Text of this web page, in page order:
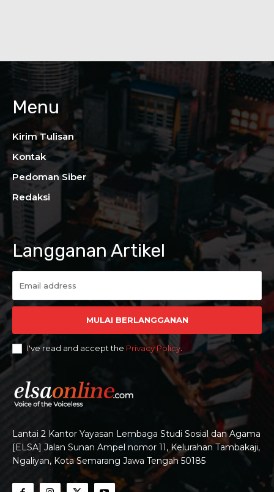
Lantai 2 Kantor Yayasan Lembaga Studi Sosial dan Agama
[ELSA] Jalan Sunan Ampel nomor 11, Kelurahan Tambakaji,
Ngaliyan, Kota Semarang Jawa Tengah 50185
Langganan Artikel
MULAI BERLANGGANAN
I've read and accept the Privacy Policy
Menu
Kirim Tulisan
Kontak
Pedoman Siber
Redaksi